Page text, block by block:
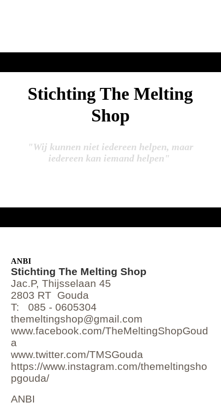
Stichting The Melting
Shop
"Wij kunnen niet iedereen helpen, maar
iedereen kan iemand helpen"
ANBI
Stichting The Melting Shop
Jac.P, Thijsselaan 45
2803 RT Gouda
T: 085 - 0605304
themeltingshop@gmail.com
www.facebook.com/TheMeltingShopGoud
a
www.twitter.com/TMSGouda
https://www.instagram.com/themeltingsho
pgouda/
ANBI